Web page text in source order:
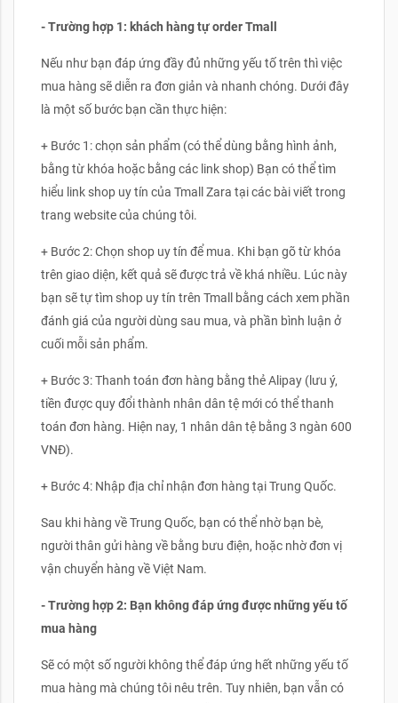
- Trường hợp 1: khách hàng tự order Tmall
Nếu như bạn đáp ứng đầy đủ những yếu tố trên thì việc
mua hàng sẽ diễn ra đơn giản và nhanh chóng. Dưới đây
là một số bước bạn cần thực hiện:
+ Bước 1: chọn sản phẩm (có thể dùng bằng hình ảnh,
bằng từ khóa hoặc bằng các link shop) Bạn có thể tìm
hiểu link shop uy tín của Tmall Zara tại các bài viết trong
trang website của chúng tôi.
+ Bước 2: Chọn shop uy tín để mua. Khi bạn gõ từ khóa
trên giao diện, kết quả sẽ được trả về khá nhiều. Lúc này
bạn sẽ tự tìm shop uy tín trên Tmall bằng cách xem phần
đánh giá của người dùng sau mua, và phần bình luận ở
cuối mỗi sản phẩm.
+ Bước 3: Thanh toán đơn hàng bằng thẻ Alipay (lưu ý,
tiền được quy đổi thành nhân dân tệ mới có thể thanh
toán đơn hàng. Hiện nay, 1 nhân dân tệ bằng 3 ngàn 600
VNĐ).
+ Bước 4: Nhập địa chỉ nhận đơn hàng tại Trung Quốc.
Sau khi hàng về Trung Quốc, bạn có thể nhờ bạn bè,
người thân gửi hàng về bằng bưu điện, hoặc nhờ đơn vị
vận chuyển hàng về Việt Nam.
- Trường hợp 2: Bạn không đáp ứng được những yếu tố
mua hàng
Sẽ có một số người không thể đáp ứng hết những yếu tố
mua hàng mà chúng tôi nêu trên. Tuy nhiên, bạn vẫn có